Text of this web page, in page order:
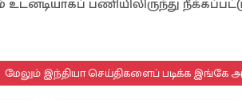
பணியிலிருந்து
மேலும் இந்தியா செய்திகளைப் படிக்க இங்கே